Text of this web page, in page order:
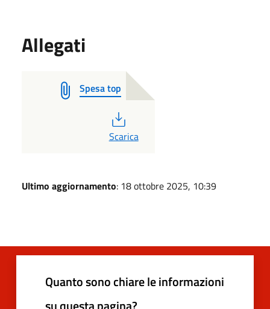
Allegati
Spesa top
PDF
Scarica
Ultimo aggiornamento: 18 ottobre 2025, 10:39
Quanto sono chiare le informazioni